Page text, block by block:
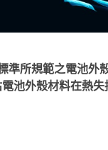
準所規範之電池外
池外殼材料在熱